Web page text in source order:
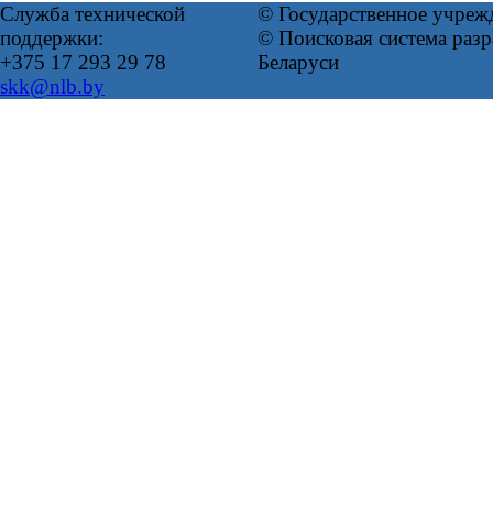
Служба технической
поддержки:
+375 17 293 29 78
skk@nlb.by
© Государственное
© Поисковая система
Беларуси